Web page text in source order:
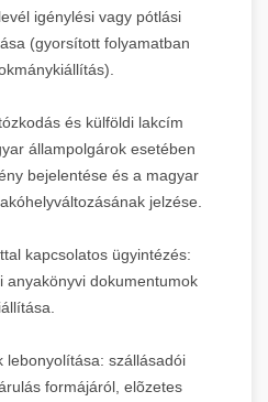
igénylési vagy pótlási
(gyorsított folyamatban
és külföldi lakcím
állampolgárok esetében
bejelentése és a magyar
jelzése.
kapcsolatos ügyintézés:
anyakönyvi dokumentumok
lebonyolítása: szállásadói
formájáról, elõzetes